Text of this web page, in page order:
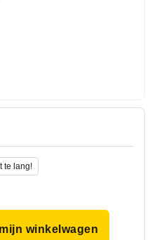
te lang!
mijn winkelwagen